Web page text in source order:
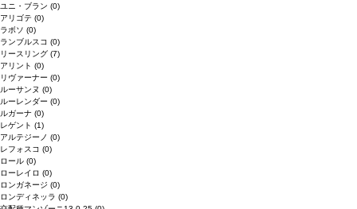
ユニ・ブラン (0)
アリゴテ (0)
ラボソ (0)
ランブルスコ (0)
リースリング (7)
アリント (0)
リヴァーナー (0)
ルーサンヌ (0)
ルーレンダー (0)
ルガーナ (0)
レゲント (1)
アルテジーノ (0)
レフォスコ (0)
ロール (0)
ローレイロ (0)
ロンガネージ (0)
ロンディネッラ (0)